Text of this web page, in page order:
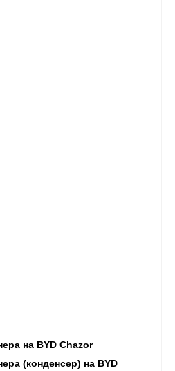
на BYD Chazor
(конденсер) на BYD